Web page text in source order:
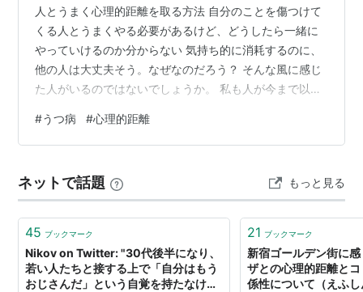
人とうまく心理的距離を取る方法 自分のことを傷つけて
くる人とうまくやる必要があるけど、どうしたら一緒に
やっていけるのか分からない 気持ち的に消耗するのに、
他の人は大丈夫そう。なぜなのだろう？ そんな風に感じ
た人がいるのではないでしょうか。 私も人が今まで以上
した。 そして皮肉にもうつ病から脱出するには、人が怖
い感覚を減らす必要がありました。 今から話す方法は私
とです。 ぜひ参考にしてもらえたらと思います！ なぜ人
と話すのが辛くなる？ 人との心理的距離が合っていない
からです。 近すぎればお互いに無…
#うつ病 #心理的距離
ネットで話題 もっと見る
45 ブックマーク
Nikov on Twitter: "30代後半になり、
若い人たちと接する上で「自分はもう
おじさんだ」という自覚を持たなけれ
21 ブックマーク
新宿ゴールデン街に
ザとの心理的距離と
係性について（えふ